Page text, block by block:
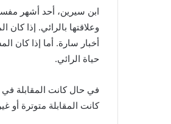
ابن سيرين، أحد أشهر
وعلاقتها بالرائي. إذا
أخبار سارة. أما إذا كان
حياة الرائي.
في حال كانت المقابلة في
كانت المقابلة متوترة أو
شي
من
الدبر
في
المنام
خروج شي من